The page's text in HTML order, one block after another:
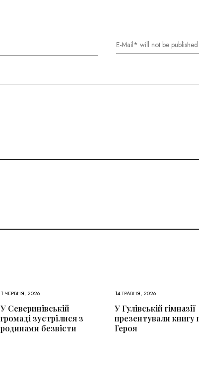
1 ЧЕРВНЯ, 2026
У Северинівській
громаді зустрілися з
родинами безвісти
14 ТРАВНЯ, 2026
У Гулівській гімназії
презентували книгу
Героя